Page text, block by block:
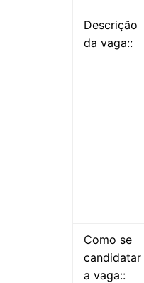
Descrição
da vaga::
Como se
candidatar
a vaga::